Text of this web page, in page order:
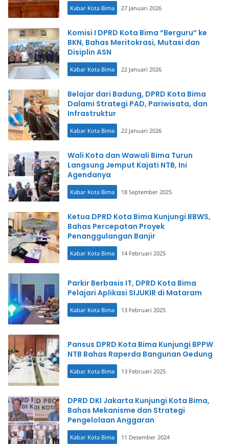
Kabar Kota Bima 27 Januari 2026
Komisi I DPRD Kota Bima “Berguru” ke
BKN, Bahas Meritokrasi, Mutasi dan
Disiplin ASN
Kabar Kota Bima 22 Januari 2026
Belajar dari Badung, DPRD Kota Bima
Dalami Strategi PAD, Pariwisata, dan
Infrastruktur
Kabar Kota Bima 22 Januari 2026
Wali Kota dan Wawali Bima Turun
Langsung Jemput Kajati NTB, Ini
Agendanya
Kabar Kota Bima 18 September 2025
Ketua DPRD Kota Bima Kunjungi BBWS,
Bahas Percepatan Proyek
Penanggulangan Banjir
Kabar Kota Bima 14 Februari 2025
Parkir Berbasis IT, DPRD Kota Bima
Pelajari Aplikasi SIJUKIR di Mataram
Kabar Kota Bima 13 Februari 2025
Pansus DPRD Kota Bima Kunjungi BPPW
NTB Bahas Raperda Bangunan Gedung
Kabar Kota Bima 13 Februari 2025
DPRD DKI Jakarta Kunjungi Kota Bima,
Bahas Mekanisme dan Strategi
Pengelolaan Anggaran
Kabar Kota Bima 11 Desember 2024